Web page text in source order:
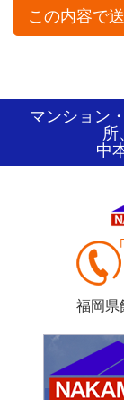
マンション
所
中
福岡県